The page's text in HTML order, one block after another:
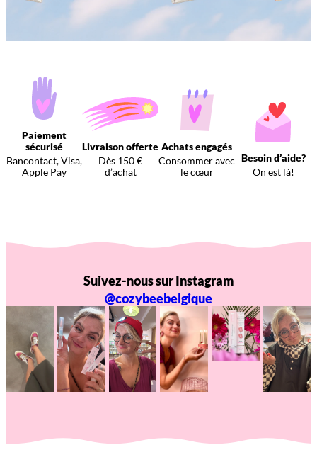
Paiement
sécurisé
Bancontact, Visa,
Apple Pay
Livraison offerte
Dès 150 €
d’achat
Achats engagés
Consommer avec
le cœur
Besoin d’aide?
On est là!
Suivez-nous sur Instagram
@cozybeebelgique